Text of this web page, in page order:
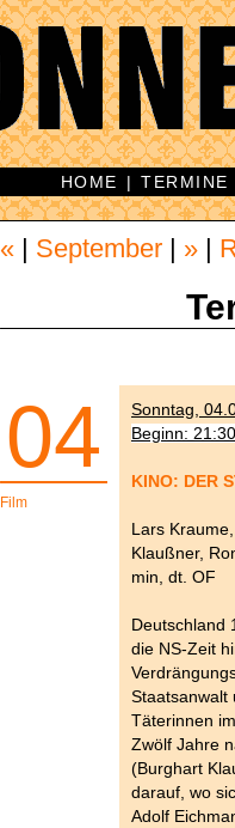
HOME |TERMINE
« September »
04
Film
Sonntag,
Beginn:
KINO: DER
Lars
Klaußner,
min, dt. OF
Deutschland
die NS-Zeit
Staatsanwalt
Täterinnen
Zwölf Jahre
(Burghart
darauf, wo
Adolf